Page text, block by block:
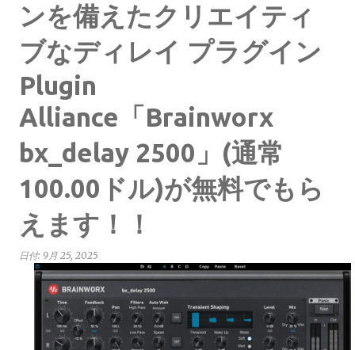
ンを備えたクリエイティ
ブなディレイ プラグイン
Plugin
Alliance「Brainworx
bx_delay 2500」(通常
100.00ドル)が無料でもら
えます！！
日付: 9月 25, 2025